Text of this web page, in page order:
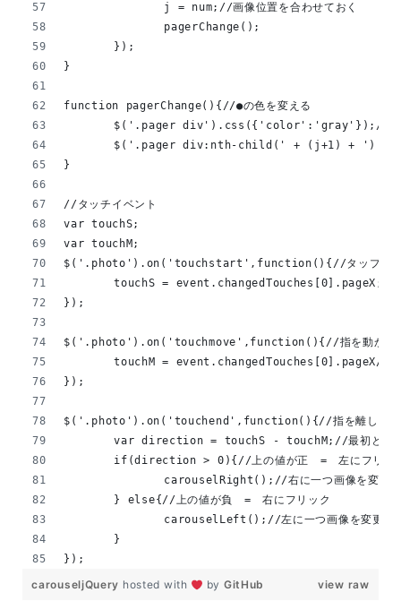
		j = num;//画像位置を合わせておく
		pagerChange();
	});
}
function pagerChange(){//●の色を変える
$('.pager div').css({'color':'gray'});//一
$('.pager div:nth-child(' + (j+1) +
}
//タッチイベント
var touchS;
var touchM;
$('.photo').on('touchstart',function(){//タップした
touchS = event.changedTouches[0].pageX;//タ
});
$('.photo').on('touchmove',function(){//指を動かし
touchM = event.changedTouches[0].pageX//動
});
$('.photo').on('touchend',function(){//指を離したと
var direction = touchS - touchM;//最初と最後
if(direction > 0){//上の値が正　=　左にフリッ
		carouselRight();//右に一つ画像を変更
	} else{//上の値が負　=　右にフリック
		carouselLeft();//左に一つ画像を変更
	}
});
view raw
carouseljQuery hosted with by GitHub